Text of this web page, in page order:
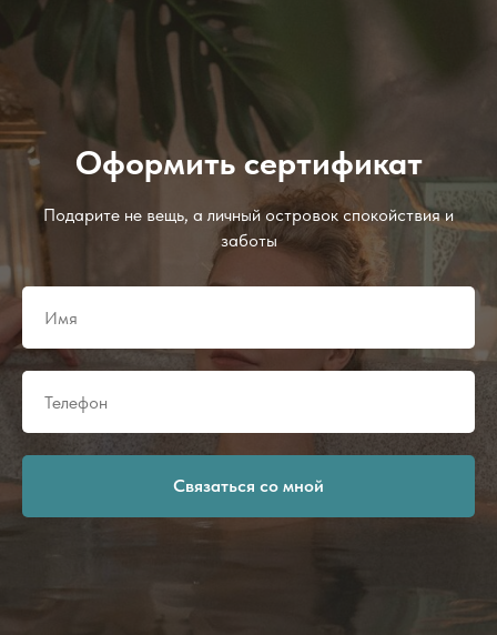
Оформить сертификат
Подарите не вещь, а личный островок спокойствия и
заботы
Связаться со мной